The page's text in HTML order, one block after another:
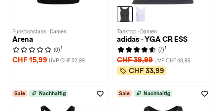
Funktionstank · Damen
Arena
(0) 1
CHF 15,99 UVP CHF 32,99
Tanktop · Damen
adidas · YGA CR ESS
(7) 1
CHF 39,99 UVP CHF 48,95
CHF 33,99
Sale Nachhaltig Sale Nachhaltig